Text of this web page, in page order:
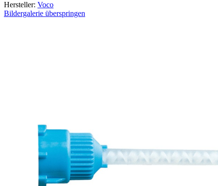
Hersteller: Voco
Bildergalerie überspringen